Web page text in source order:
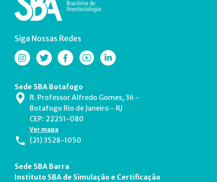
Siga Nossas Redes
Sede SBA Botafogo
R. Professor Alfredo Gomes, 36 -
Botafogo Rio de Janeiro - RJ
CEP: 22251-080
Ver mapa
(21) 3528-1050
Sede SBA Barra
Instituto SBA de Simulação e Certificação